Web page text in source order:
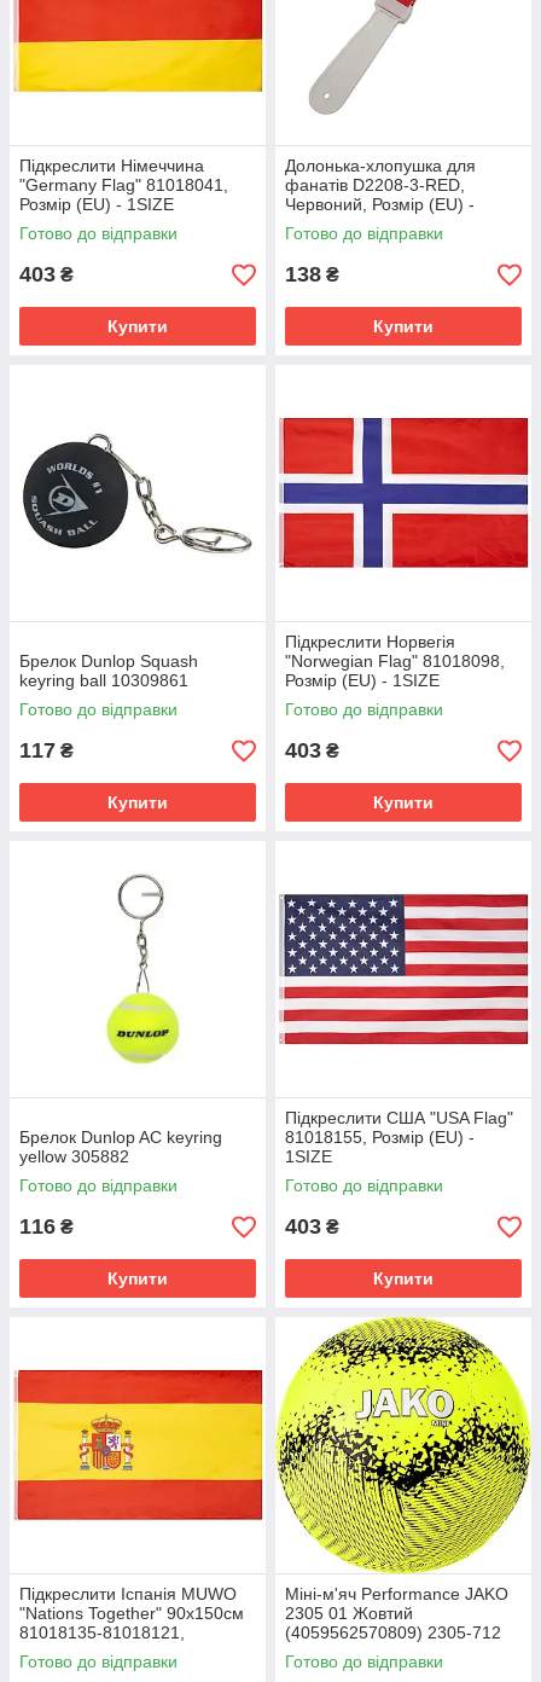
Підкреслити Німеччина
"Germany Flag" 81018041,
Розмір (EU) - 1SIZE
Готово до відправки
403 ₴
Купити
Долонька-хлопушка для
фанатів D2208-3-RED,
Червоний, Розмір (EU) -
1SIZE
Готово до відправки
138 ₴
Купити
Брелок Dunlop Squash
keyring ball 10309861
Готово до відправки
117 ₴
Купити
Підкреслити Норвегія
"Norwegian Flag" 81018098,
Розмір (EU) - 1SIZE
Готово до відправки
403 ₴
Купити
Брелок Dunlop AC keyring
yellow 305882
Готово до відправки
116 ₴
Купити
Підкреслити США "USA Flag"
81018155, Розмір (EU) -
1SIZE
Готово до відправки
403 ₴
Купити
Підкреслити Іспанія MUWO
"Nations Together" 90x150см
81018135-81018121,
Червоний, Розмір (EU) -
1SIZE
Готово до відправки
Міні-м'яч Performance JAKO
2305 01 Жовтий
(4059562570809) 2305-712
Готово до відправки